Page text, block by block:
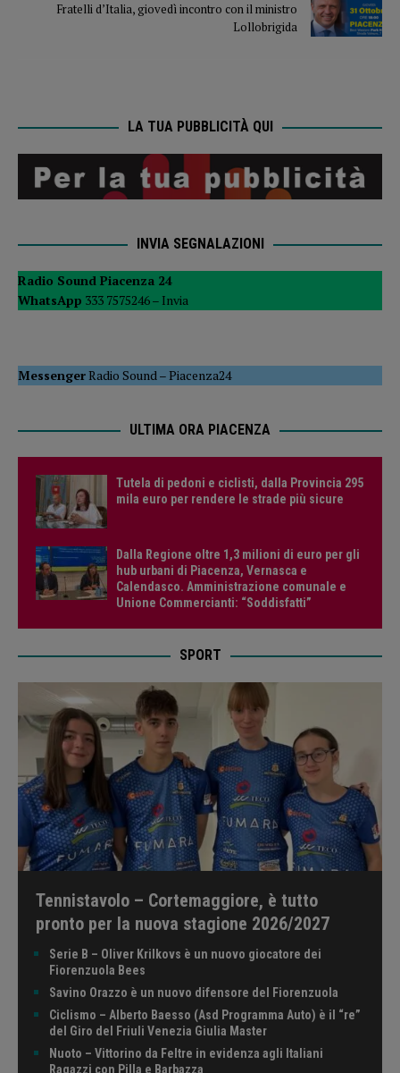
Fratelli d’Italia, giovedì incontro con il ministro
Lollobrigida
LA TUA PUBBLICITÀ QUI
INVIA SEGNALAZIONI
Radio Sound Piacenza 24
WhatsApp 333 7575246 – Invia
MessengerRadio Sound –Piacenza24
ULTIMA ORA PIACENZA
Tutela di pedoni e ciclisti, dalla Provincia 295
mila euro per rendere le strade più sicure
Dalla Regione oltre 1,3 milioni di euro per gli
hub urbani di Piacenza, Vernasca e
Calendasco. Amministrazione comunale e
Unione Commercianti: “Soddisfatti”
SPORT
Tennistavolo – Cortemaggiore, è tutto
pronto per la nuova stagione 2026/2027
Serie B – Oliver Krilkovs è un nuovo giocatore dei
Fiorenzuola Bees
Savino Orazzo è un nuovo difensore del Fiorenzuola
Ciclismo – Alberto Baesso (Asd Programma Auto) è il “re”
del Giro del Friuli Venezia Giulia Master
Nuoto – Vittorino da Feltre in evidenza agli Italiani
Ragazzi con Pilla e Barbazza